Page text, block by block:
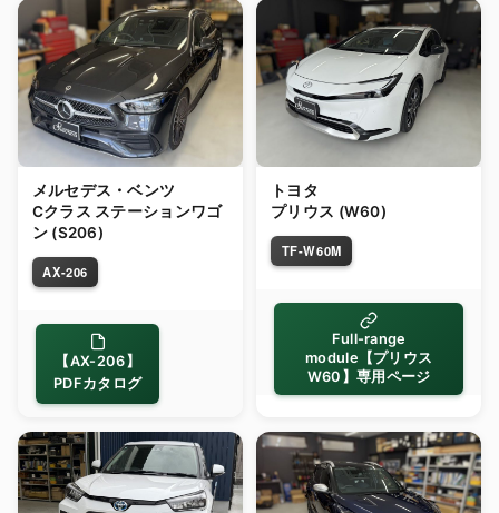
メルセデス・ベンツ
Cクラス ステーションワゴ
ン (S206)
AX-206
【AX-206】
PDFカタログ
トヨタ
プリウス (W60)
TF-W60M
Full-range
module【プリウス
W60】専用ページ